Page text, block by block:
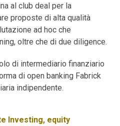
al club deal per la
proposte di alta qualità
ad hoc che
oltre che di due diligence.
di intermediario finanziario
di open banking Fabrick
indipendente.
Investing, equity